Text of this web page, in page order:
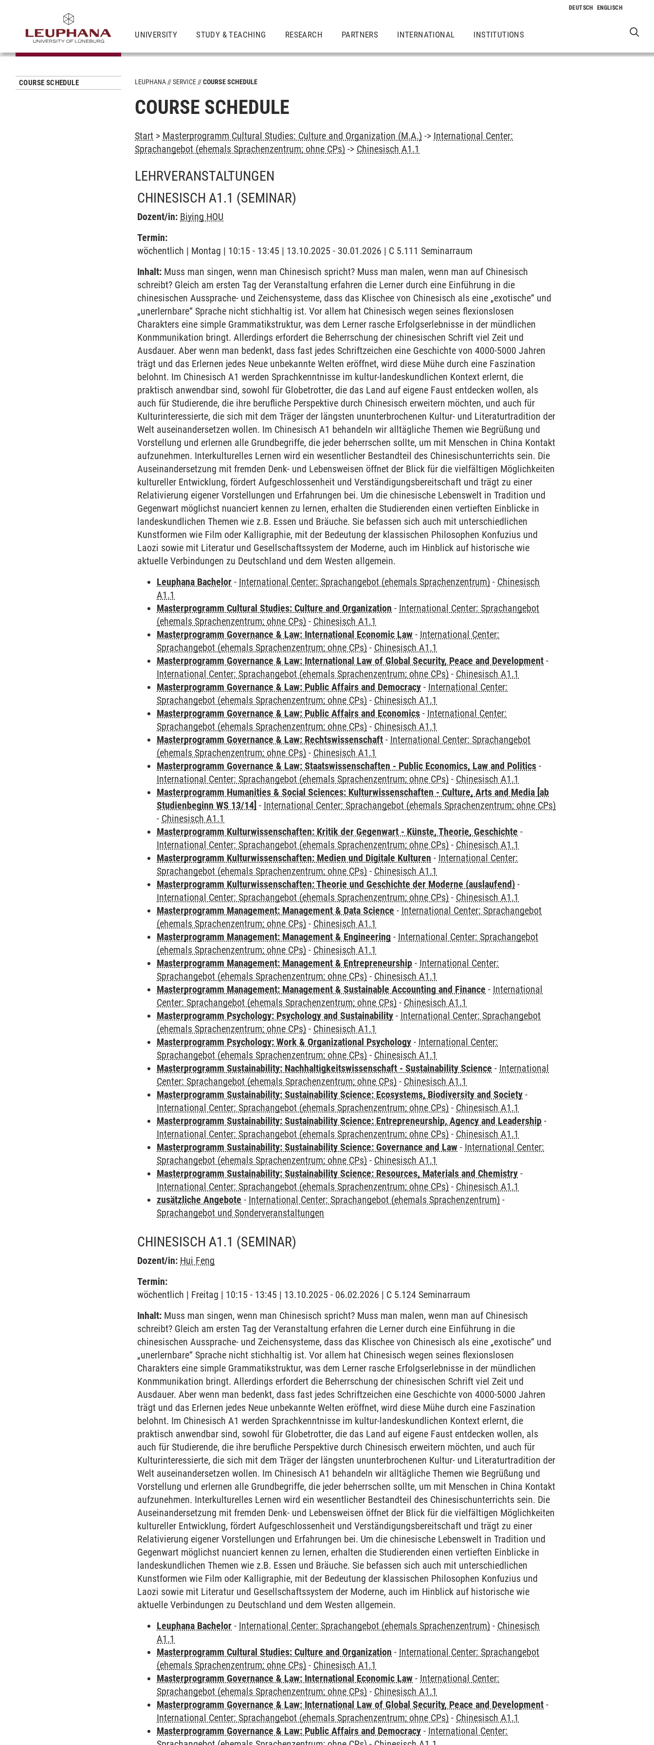
UNIVERSITY STUDY & TEACHING RESEARCH PARTNERS INTERNATIONAL INSTITUTIONS
COURSE SCHEDULE LEUPHANA SERVICE COURSE SCHEDULE
COURSE SCHEDULE
Start > Masterprogramm Cultural Studies: Culture and Organization (M.A.) -> International Center:
Sprachangebot (ehemals Sprachenzentrum; ohne CPs) -> Chinesisch A1.1
LEHRVERANSTALTUNGEN
CHINESISCH A1.1 (SEMINAR)
Dozent/in: Biying HOU
Termin:
wöchentlich | Montag | 10:15 - 13:45 | 13.10.2025 - 30.01.2026 | C 5.111 Seminarraum
Inhalt: Muss man singen, wenn man Chinesisch spricht? Muss man malen, wenn man auf Chinesisch
schreibt? Gleich am ersten Tag der Veranstaltung erfahren die Lerner durch eine Einführung in die
chinesischen Aussprache- und Zeichensysteme, dass das Klischee von Chinesisch als eine „exotische“ und
„unerlernbare“ Sprache nicht stichhaltig ist. Vor allem hat Chinesisch wegen seines flexionslosen
Charakters eine simple Grammatikstruktur, was dem Lerner rasche Erfolgserlebnisse in der mündlichen
Konmmunikation bringt. Allerdings erfordert die Beherrschung der chinesischen Schrift viel Zeit und
Ausdauer. Aber wenn man bedenkt, dass fast jedes Schriftzeichen eine Geschichte von 4000-5000 Jahren
trägt und das Erlernen jedes Neue unbekannte Welten eröffnet, wird diese Mühe durch eine Faszination
belohnt. Im Chinesisch A1 werden Sprachkenntnisse im kultur-landeskundlichen Kontext erlernt, die
praktisch anwendbar sind, sowohl für Globetrotter, die das Land auf eigene Faust entdecken wollen, als
auch für Studierende, die ihre berufliche Perspektive durch Chinesisch erweitern möchten, und auch für
Kulturinteressierte, die sich mit dem Träger der längsten ununterbrochenen Kultur- und Literaturtradition der
Welt auseinandersetzen wollen. Im Chinesisch A1 behandeln wir alltägliche Themen wie Begrüßung und
Vorstellung und erlernen alle Grundbegriffe, die jeder beherrschen sollte, um mit Menschen in China Kontakt
aufzunehmen. Interkulturelles Lernen wird ein wesentlicher Bestandteil des Chinesischunterrichts sein. Die
Auseinandersetzung mit fremden Denk- und Lebensweisen öffnet der Blick für die vielfältigen Möglichkeiten
kultureller Entwicklung, fördert Aufgeschlossenheit und Verständigungsbereitschaft und trägt zu einer
Relativierung eigener Vorstellungen und Erfahrungen bei. Um die chinesische Lebenswelt in Tradition und
Gegenwart möglichst nuanciert kennen zu lernen, erhalten die Studierenden einen vertieften Einblicke in
landeskundlichen Themen wie z.B. Essen und Bräuche. Sie befassen sich auch mit unterschiedlichen
Kunstformen wie Film oder Kalligraphie, mit der Bedeutung der klassischen Philosophen Konfuzius und
Laozi sowie mit Literatur und Gesellschaftssystem der Moderne, auch im Hinblick auf historische wie
aktuelle Verbindungen zu Deutschland und dem Westen allgemein.
Leuphana Bachelor - International Center: Sprachangebot (ehemals Sprachenzentrum) - Chinesisch
A1.1
Masterprogramm Cultural Studies: Culture and Organization - International Center: Sprachangebot
(ehemals Sprachenzentrum; ohne CPs) - Chinesisch A1.1
Masterprogramm Governance & Law: International Economic Law - International Center:
Sprachangebot (ehemals Sprachenzentrum; ohne CPs) - Chinesisch A1.1
Masterprogramm Governance & Law: International Law of Global Security, Peace and Development -
International Center: Sprachangebot (ehemals Sprachenzentrum; ohne CPs) - Chinesisch A1.1
Masterprogramm Governance & Law: Public Affairs and Democracy - International Center:
Sprachangebot (ehemals Sprachenzentrum; ohne CPs) - Chinesisch A1.1
Masterprogramm Governance & Law: Public Affairs and Economics - International Center:
Sprachangebot (ehemals Sprachenzentrum; ohne CPs) - Chinesisch A1.1
Masterprogramm Governance & Law: Rechtswissenschaft - International Center: Sprachangebot
(ehemals Sprachenzentrum; ohne CPs) - Chinesisch A1.1
Masterprogramm Governance & Law: Staatswissenschaften - Public Economics, Law and Politics -
International Center: Sprachangebot (ehemals Sprachenzentrum; ohne CPs) - Chinesisch A1.1
Masterprogramm Humanities & Social Sciences: Kulturwissenschaften - Culture, Arts and Media [ab
Studienbeginn WS 13/14] - International Center: Sprachangebot (ehemals Sprachenzentrum; ohne CPs)
- Chinesisch A1.1
Masterprogramm Kulturwissenschaften: Kritik der Gegenwart - Künste, Theorie, Geschichte -
International Center: Sprachangebot (ehemals Sprachenzentrum; ohne CPs) - Chinesisch A1.1
Masterprogramm Kulturwissenschaften: Medien und Digitale Kulturen - International Center:
Sprachangebot (ehemals Sprachenzentrum; ohne CPs) - Chinesisch A1.1
Masterprogramm Kulturwissenschaften: Theorie und Geschichte der Moderne (auslaufend) -
International Center: Sprachangebot (ehemals Sprachenzentrum; ohne CPs) - Chinesisch A1.1
Masterprogramm Management: Management & Data Science - International Center: Sprachangebot
(ehemals Sprachenzentrum; ohne CPs) - Chinesisch A1.1
Masterprogramm Management: Management & Engineering - International Center: Sprachangebot
(ehemals Sprachenzentrum; ohne CPs) - Chinesisch A1.1
Masterprogramm Management: Management & Entrepreneurship - International Center:
Sprachangebot (ehemals Sprachenzentrum; ohne CPs) - Chinesisch A1.1
Masterprogramm Management: Management & Sustainable Accounting and Finance - International
Center: Sprachangebot (ehemals Sprachenzentrum; ohne CPs) - Chinesisch A1.1
Masterprogramm Psychology: Psychology and Sustainability - International Center: Sprachangebot
(ehemals Sprachenzentrum; ohne CPs) - Chinesisch A1.1
Masterprogramm Psychology: Work & Organizational Psychology - International Center:
Sprachangebot (ehemals Sprachenzentrum; ohne CPs) - Chinesisch A1.1
Masterprogramm Sustainability: Nachhaltigkeitswissenschaft - Sustainability Science - International
Center: Sprachangebot (ehemals Sprachenzentrum; ohne CPs) - Chinesisch A1.1
Masterprogramm Sustainability: Sustainability Science: Ecosystems, Biodiversity and Society -
International Center: Sprachangebot (ehemals Sprachenzentrum; ohne CPs) - Chinesisch A1.1
Masterprogramm Sustainability: Sustainability Science: Entrepreneurship, Agency and Leadership -
International Center: Sprachangebot (ehemals Sprachenzentrum; ohne CPs) - Chinesisch A1.1
Masterprogramm Sustainability: Sustainability Science: Governance and Law - International Center:
Sprachangebot (ehemals Sprachenzentrum; ohne CPs) - Chinesisch A1.1
Masterprogramm Sustainability: Sustainability Science: Resources, Materials and Chemistry -
International Center: Sprachangebot (ehemals Sprachenzentrum; ohne CPs) - Chinesisch A1.1
zusätzliche Angebote - International Center: Sprachangebot (ehemals Sprachenzentrum) -
Sprachangebot und Sonderveranstaltungen
CHINESISCH A1.1 (SEMINAR)
Dozent/in: Hui Feng
Termin:
wöchentlich | Freitag | 10:15 - 13:45 | 13.10.2025 - 06.02.2026 | C 5.124 Seminarraum
Inhalt: Muss man singen, wenn man Chinesisch spricht? Muss man malen, wenn man auf Chinesisch
schreibt? Gleich am ersten Tag der Veranstaltung erfahren die Lerner durch eine Einführung in die
chinesischen Aussprache- und Zeichensysteme, dass das Klischee von Chinesisch als eine „exotische“ und
„unerlernbare“ Sprache nicht stichhaltig ist. Vor allem hat Chinesisch wegen seines flexionslosen
Charakters eine simple Grammatikstruktur, was dem Lerner rasche Erfolgserlebnisse in der mündlichen
Konmmunikation bringt. Allerdings erfordert die Beherrschung der chinesischen Schrift viel Zeit und
Ausdauer. Aber wenn man bedenkt, dass fast jedes Schriftzeichen eine Geschichte von 4000-5000 Jahren
trägt und das Erlernen jedes Neue unbekannte Welten eröffnet, wird diese Mühe durch eine Faszination
belohnt. Im Chinesisch A1 werden Sprachkenntnisse im kultur-landeskundlichen Kontext erlernt, die
praktisch anwendbar sind, sowohl für Globetrotter, die das Land auf eigene Faust entdecken wollen, als
auch für Studierende, die ihre berufliche Perspektive durch Chinesisch erweitern möchten, und auch für
Kulturinteressierte, die sich mit dem Träger der längsten ununterbrochenen Kultur- und Literaturtradition der
Welt auseinandersetzen wollen. Im Chinesisch A1 behandeln wir alltägliche Themen wie Begrüßung und
Vorstellung und erlernen alle Grundbegriffe, die jeder beherrschen sollte, um mit Menschen in China Kontakt
aufzunehmen. Interkulturelles Lernen wird ein wesentlicher Bestandteil des Chinesischunterrichts sein. Die
Auseinandersetzung mit fremden Denk- und Lebensweisen öffnet der Blick für die vielfältigen Möglichkeiten
kultureller Entwicklung, fördert Aufgeschlossenheit und Verständigungsbereitschaft und trägt zu einer
Relativierung eigener Vorstellungen und Erfahrungen bei. Um die chinesische Lebenswelt in Tradition und
Gegenwart möglichst nuanciert kennen zu lernen, erhalten die Studierenden einen vertieften Einblicke in
landeskundlichen Themen wie z.B. Essen und Bräuche. Sie befassen sich auch mit unterschiedlichen
Kunstformen wie Film oder Kalligraphie, mit der Bedeutung der klassischen Philosophen Konfuzius und
Laozi sowie mit Literatur und Gesellschaftssystem der Moderne, auch im Hinblick auf historische wie
aktuelle Verbindungen zu Deutschland und dem Westen allgemein.
Leuphana Bachelor - International Center: Sprachangebot (ehemals Sprachenzentrum) - Chinesisch
A1.1
Masterprogramm Cultural Studies: Culture and Organization - International Center: Sprachangebot
(ehemals Sprachenzentrum; ohne CPs) - Chinesisch A1.1
Masterprogramm Governance & Law: International Economic Law - International Center:
Sprachangebot (ehemals Sprachenzentrum; ohne CPs) - Chinesisch A1.1
Masterprogramm Governance & Law: International Law of Global Security, Peace and Development -
International Center: Sprachangebot (ehemals Sprachenzentrum; ohne CPs) - Chinesisch A1.1
Masterprogramm Governance & Law: Public Affairs and Democracy - International Center: